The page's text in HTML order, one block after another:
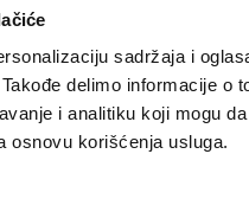
sadržaja i
delimo informacije o
i analitiku koji mogu
osnovu korišćenja usluga.